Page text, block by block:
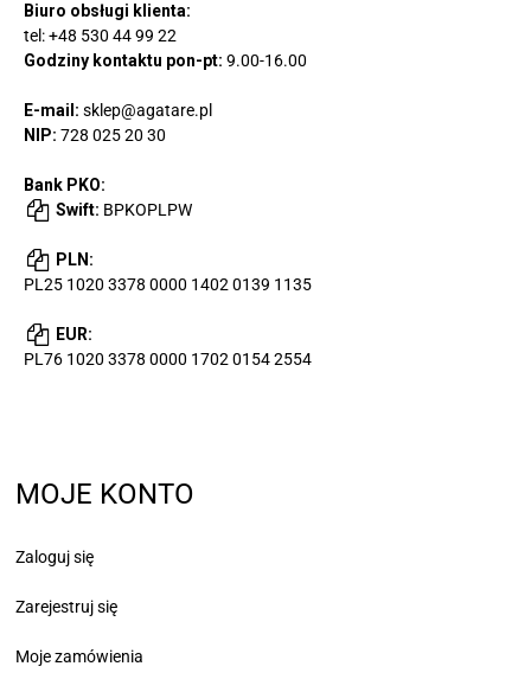
Biuro obsługi klienta:
tel:+48 530 44 99 22
Godziny kontaktu pon-pt: 9.00-16.00
E-mail: sklep@agatare.pl
NIP: 728 025 20 30
Bank PKO:
Swift: BPKOPLPW
PLN:
PL25 1020 3378 0000 1402 0139 1135
EUR:
PL76 1020 3378 0000 1702 0154 2554
MOJE KONTO
Zaloguj się
Zarejestruj się
Moje zamówienia